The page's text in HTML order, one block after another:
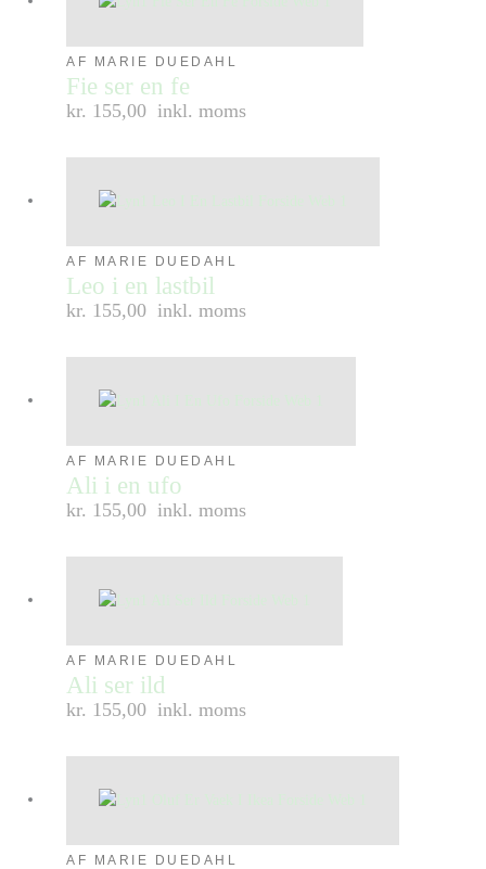
AF MARIE DUEDAHL
Fie ser en fe
kr. 155,00 inkl. moms
AF MARIE DUEDAHL
Leo i en lastbil
kr. 155,00 inkl. moms
AF MARIE DUEDAHL
Ali i en ufo
kr. 155,00 inkl. moms
AF MARIE DUEDAHL
Ali ser ild
kr. 155,00 inkl. moms
AF MARIE DUEDAHL